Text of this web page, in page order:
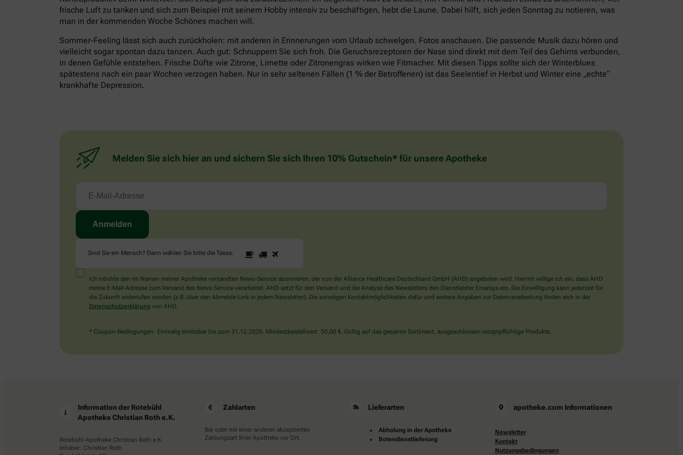
frische Luft zu tanken und sich zum Beispiel mit seinem Hobby intensiv zu beschäftigen, hebt die Laune. Dabei hilft, sich jeden Sonntag zu notieren, was
man in der kommenden Woche Schönes machen will.
Sommer-Feeling lässt sich auch zurückholen: mit anderen in Erinnerungen vom Urlaub schwelgen. Fotos anschauen. Die passende Musik dazu hören und
vielleicht sogar spontan dazu tanzen. Auch gut: Schnuppern Sie sich froh. Die Geruchsrezeptoren der Nase sind direkt mit dem Teil des Gehirns verbunden,
in denen Gefühle entstehen. Frische Düfte wie Zitrone, Limette oder Zitronengras wirken wie Fitmacher. Mit diesen Tipps sollte sich der Winterblues
spätestens nach ein paar Wochen verzogen haben. Nur in sehr seltenen Fällen (1 % der Betroffenen) ist das Seelentief in Herbst und Winter eine „echte“
krankhafte Depression.
Melden Sie sich hier an und sichern Sie sich Ihren 10% Gutschein* für unsere Apotheke
Sind Sie ein Mensch? Dann wählen Sie bitte die Tasse.
Sie
Mensch?
Dann
wählen
Tasse.
1 2
Ich möchte den im Namen meiner Apotheke versandten News-Service abonnieren, der von der Alliance Healthcare Deutschland GmbH (AHD) angeboten wird. Hiermit willige ich ein, dass AHD
meine E-Mail-Adresse zum Versand des News-Service verarbeitet. AHD setzt für den Versand und die Analyse des Newsletters den Dienstleister Emarsys ein. Die Einwilligung kann jederzeit für
die Zukunft widerrufen werden (z.B. über den Abmelde-Link in jedem Newsletter). Die sonstigen Kontaktmöglichkeiten dafür und weitere Angaben zur Datenverarbeitung finden sich in der
Datenschutzerklärung von AHD.
* Coupon-Bedingungen: Einmalig einlösbar bis zum 31.12.2026. Mindestbestellwert: 50,00 €. Gültig auf das gesamte Sortiment, ausgeschlossen rezeptpflichtige Produkte.
Information der Rotebühl
Apotheke Christian Roth e.K.
Rotebühl Apotheke Christian Roth e.K.
Inhaber: Christian Roth
Zahlarten
Bar oder mit einer anderen akzeptierten
Zahlungsart Ihrer Apotheke vor Ort.
Lieferarten
Abholung in der Apotheke
Botendienstlieferung
apotheke.com Informationen
Newsletter
Kontakt
Nutzungsbedingungen